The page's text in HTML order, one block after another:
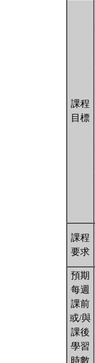
課程
目標
課程
要求
預期
每週
課前
或/與
課後
學習
時數